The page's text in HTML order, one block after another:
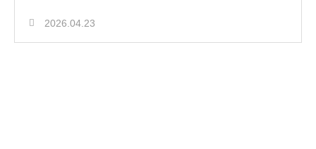
2026.04.23